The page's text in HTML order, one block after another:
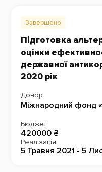
Завершено
Підготовка
оцінки
державної
2020 рік
Донор
Міжнародний фонд
Бюджет
420000 ₴
Реалізація
5 Травня 2021 - 5